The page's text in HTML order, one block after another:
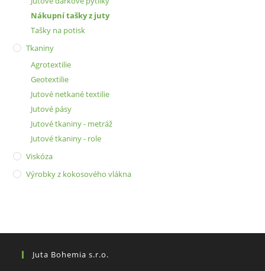
Nákupní tašky z juty
Tašky na potisk
Tkaniny
Agrotextilie
Geotextilie
Jutové netkané textilie
Jutové pásy
Jutové tkaniny - metráž
Jutové tkaniny - role
Viskóza
Výrobky z kokosového vlákna
Juta Bohemia s.r.o.